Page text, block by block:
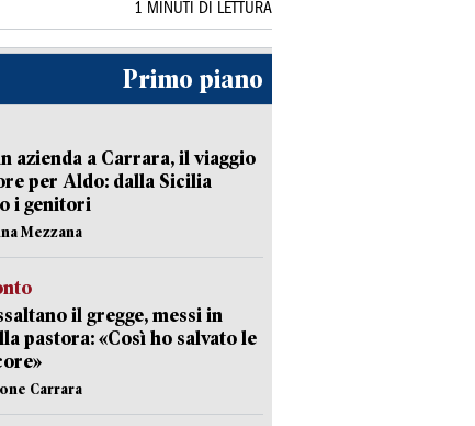
1 MINUTI DI LETTURA
Primo piano
azienda a Carrara, il viaggio
per Aldo: dalla Sicilia
i genitori
Mezzana
il gregge, messi in
pastora: «Così ho salvato le
Carrara